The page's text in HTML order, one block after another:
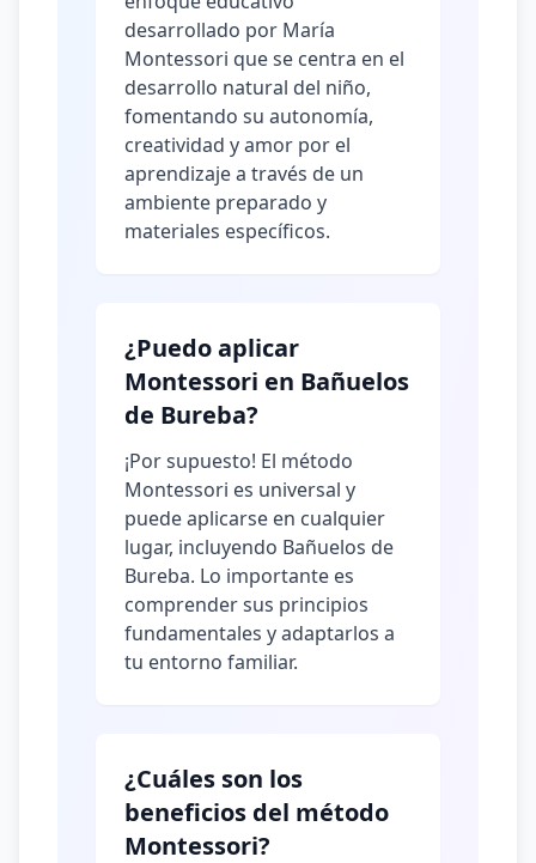
desarrollado por María
Montessori que se centra en el
desarrollo natural del niño,
fomentando su autonomía,
creatividad y amor por el
aprendizaje a través de un
ambiente preparado y
materiales específicos.
¿Puedo aplicar
Montessori en Bañuelos
de Bureba?
¡Por supuesto! El método
Montessori es universal y
puede aplicarse en cualquier
lugar, incluyendo Bañuelos de
Bureba. Lo importante es
comprender sus principios
fundamentales y adaptarlos a
tu entorno familiar.
¿Cuáles son los
beneficios del método
Montessori?